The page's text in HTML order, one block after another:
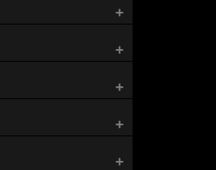
+
+
+
+
+